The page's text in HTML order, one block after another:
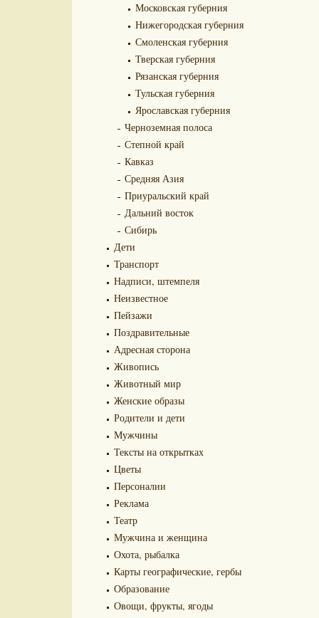
Московская губерния
Нижегородская губерния
Смоленская губерния
Тверская губерния
Рязанская губерния
Тульская губерния
Ярославская губерния
Черноземная полоса
Степной край
Кавказ
Средняя Азия
Приуральский край
Дальний восток
Сибирь
Дети
Транспорт
Надписи, штемпеля
Неизвестное
Пейзажи
Поздравительные
Адресная сторона
Живопись
Животный мир
Женские образы
Родители и дети
Мужчины
Тексты на открытках
Цветы
Персоналии
Реклама
Театр
Мужчина и женщина
Охота, рыбалка
Карты географические, гербы
Образование
Овощи, фрукты, ягоды